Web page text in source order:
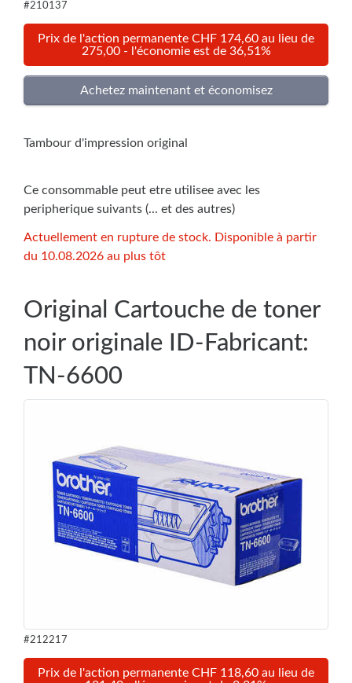
#210137
Prix de l'action permanente CHF 174,60 au lieu de
275,00 - l'économie est de 36,51%
Tambour d'impression original
Ce consommable peut etre utilisee avec les
peripherique suivants (... et des autres)
Actuellement en rupture de stock. Disponible à partir
du 10.08.2026 au plus tôt
Original Cartouche de toner
noir originale ID-Fabricant:
TN-6600
#212217
Prix de l'action permanente CHF 118,60 au lieu de